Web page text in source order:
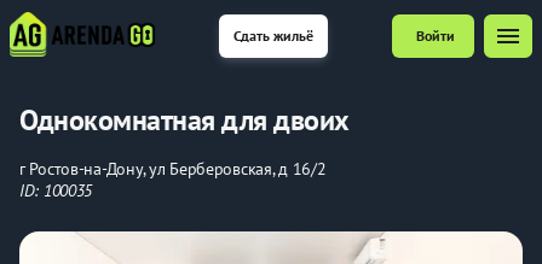
Сдать жильё Войти menu
Однокомнатная для двоих
г Ростов-на-Дону, ул Берберовская, д 16/2
ID: 100035